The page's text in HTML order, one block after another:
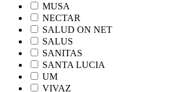
MUSA
NECTAR
SALUD ON NET
SALUS
SANITAS
SANTA LUCIA
UM
VIVAZ